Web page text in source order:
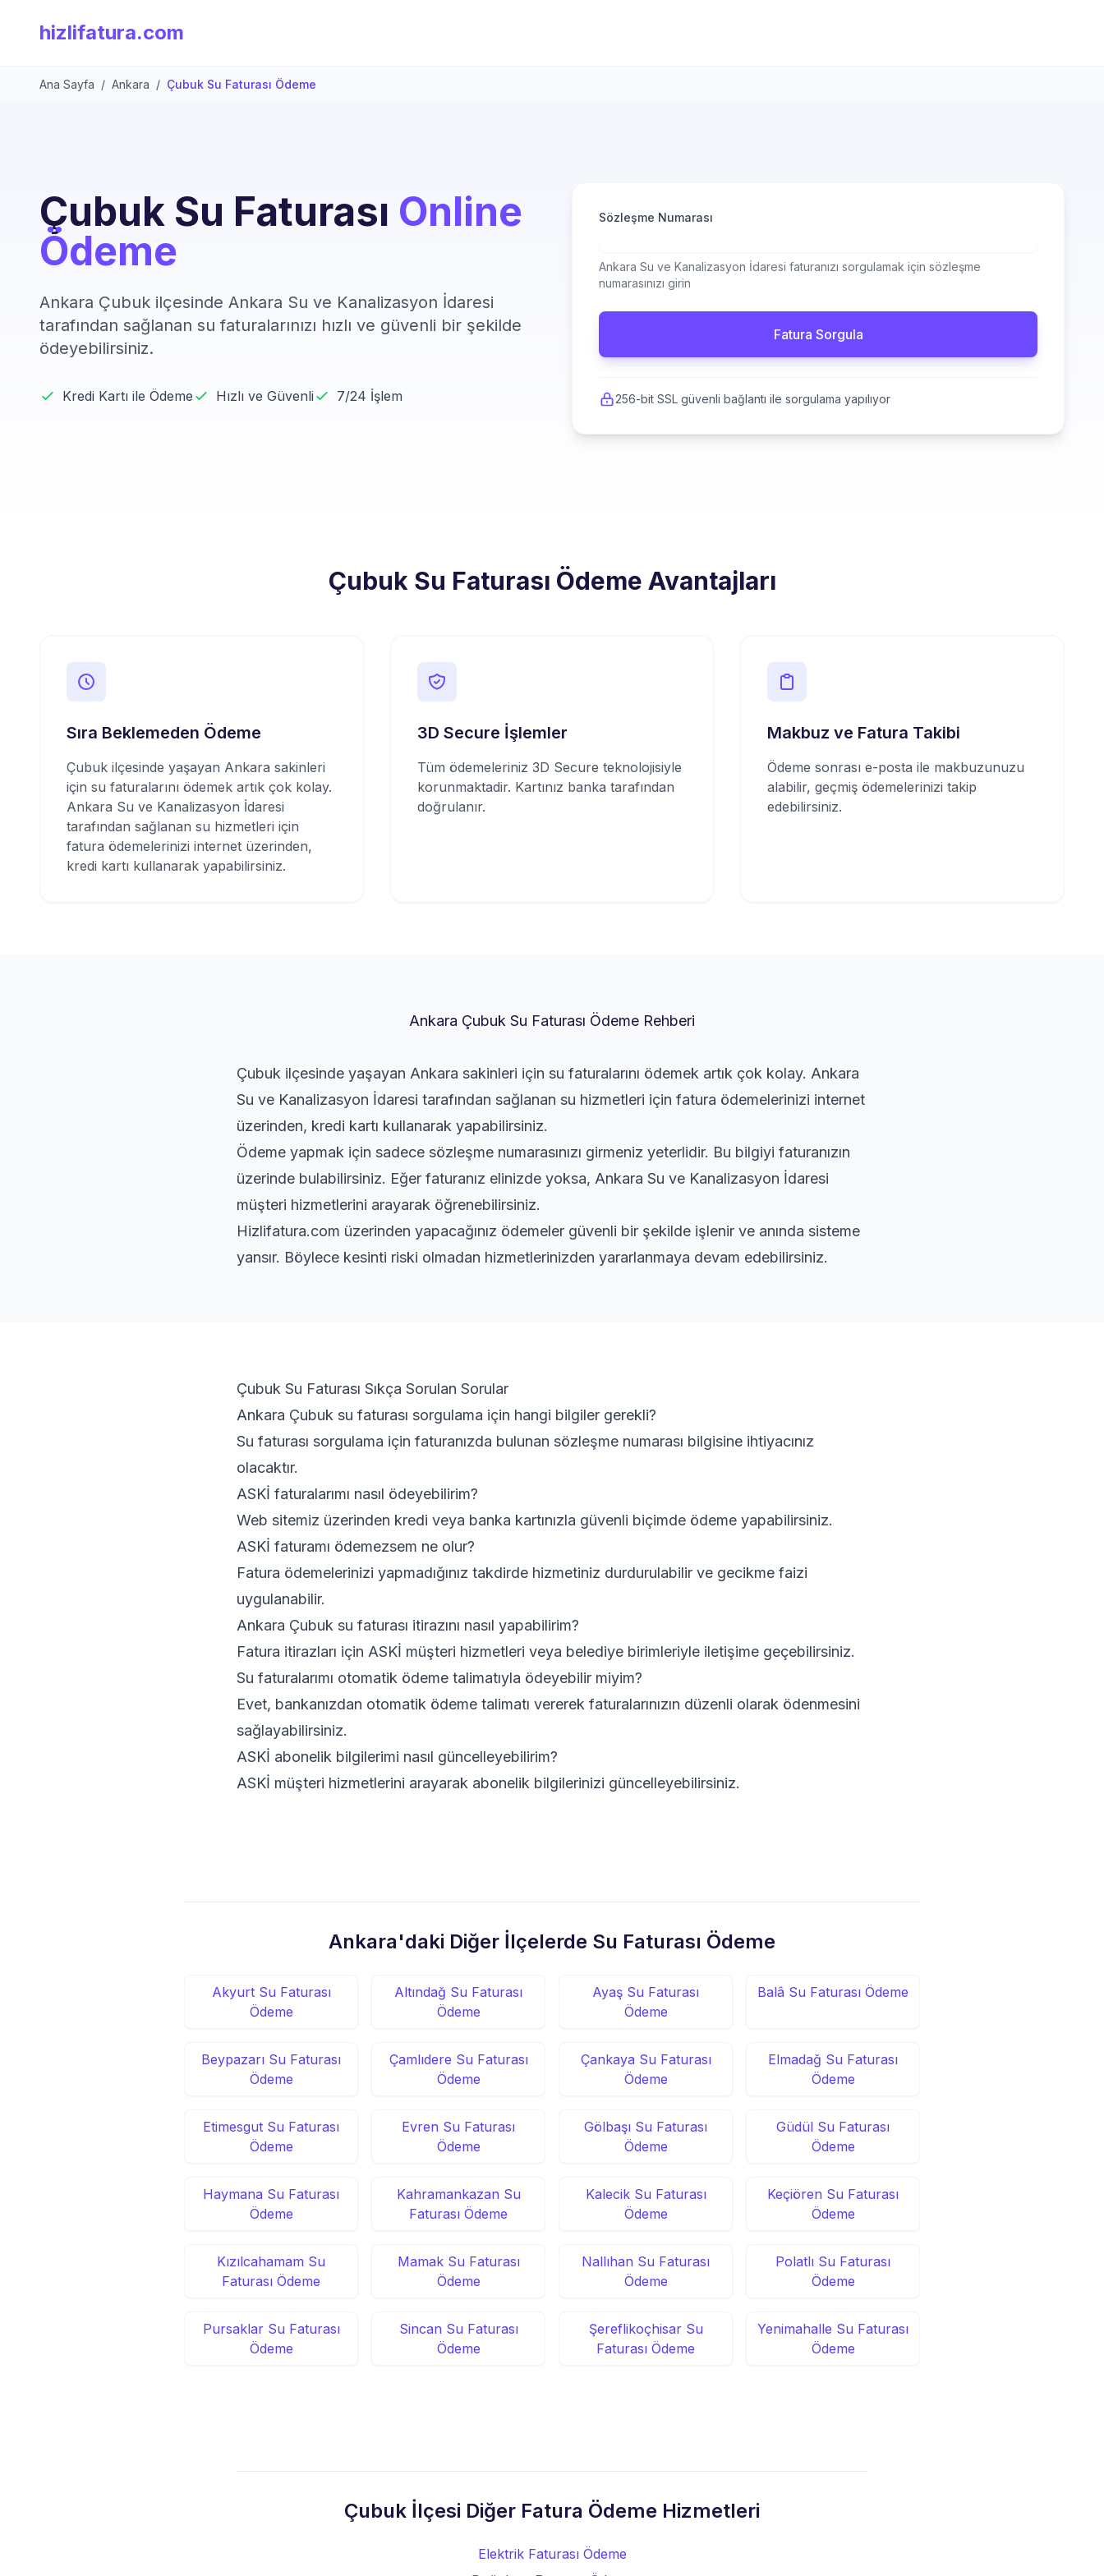
hizlifatura.com
Ana Sayfa / Ankara / Çubuk Su Faturası Ödeme
Çubuk Su Faturası Online
Ödeme
Ankara Çubuk ilçesinde Ankara Su ve Kanalizasyon İdaresi
tarafından sağlanan su faturalarınızı hızlı ve güvenli bir şekilde
ödeyebilirsiniz.
Kredi Kartı ile Ödeme Hızlı ve Güvenli 7/24 İşlem
Sözleşme Numarası
Ankara Su ve Kanalizasyon İdaresi faturanızı sorgulamak için sözleşme
numarasınızı girin
Fatura Sorgula
256-bit SSL güvenli bağlantı ile sorgulama yapılıyor
Çubuk Su Faturası Ödeme Avantajları
Sıra Beklemeden Ödeme
Çubuk ilçesinde yaşayan Ankara sakinleri
için su faturalarını ödemek artık çok kolay.
Ankara Su ve Kanalizasyon İdaresi
tarafından sağlanan su hizmetleri için
fatura ödemelerinizi internet üzerinden,
kredi kartı kullanarak yapabilirsiniz.
3D Secure İşlemler
Tüm ödemeleriniz 3D Secure teknolojisiyle
korunmaktadir. Kartınız banka tarafından
doğrulanır.
Makbuz ve Fatura Takibi
Ödeme sonrası e-posta ile makbuzunuzu
alabilir, geçmiş ödemelerinizi takip
edebilirsiniz.
Ankara Çubuk Su Faturası Ödeme Rehberi
Çubuk ilçesinde yaşayan Ankara sakinleri için su faturalarını ödemek artık çok kolay. Ankara
Su ve Kanalizasyon İdaresi tarafından sağlanan su hizmetleri için fatura ödemelerinizi internet
üzerinden, kredi kartı kullanarak yapabilirsiniz.
Ödeme yapmak için sadece sözleşme numarasınızı girmeniz yeterlidir. Bu bilgiyi faturanızın
üzerinde bulabilirsiniz. Eğer faturanız elinizde yoksa, Ankara Su ve Kanalizasyon İdaresi
müşteri hizmetlerini arayarak öğrenebilirsiniz.
Hizlifatura.com üzerinden yapacağınız ödemeler güvenli bir şekilde işlenir ve anında sisteme
yansır. Böylece kesinti riski olmadan hizmetlerinizden yararlanmaya devam edebilirsiniz.
Çubuk Su Faturası Sıkça Sorulan Sorular
Ankara Çubuk su faturası sorgulama için hangi bilgiler gerekli?
Su faturası sorgulama için faturanızda bulunan sözleşme numarası bilgisine ihtiyacınız
olacaktır.
ASKİ faturalarımı nasıl ödeyebilirim?
Web sitemiz üzerinden kredi veya banka kartınızla güvenli biçimde ödeme yapabilirsiniz.
ASKİ faturamı ödemezsem ne olur?
Fatura ödemelerinizi yapmadığınız takdirde hizmetiniz durdurulabilir ve gecikme faizi
uygulanabilir.
Ankara Çubuk su faturası itirazını nasıl yapabilirim?
Fatura itirazları için ASKİ müşteri hizmetleri veya belediye birimleriyle iletişime geçebilirsiniz.
Su faturalarımı otomatik ödeme talimatıyla ödeyebilir miyim?
Evet, bankanızdan otomatik ödeme talimatı vererek faturalarınızın düzenli olarak ödenmesini
sağlayabilirsiniz.
ASKİ abonelik bilgilerimi nasıl güncelleyebilirim?
ASKİ müşteri hizmetlerini arayarak abonelik bilgilerinizi güncelleyebilirsiniz.
Ankara'daki Diğer İlçelerde Su Faturası Ödeme
Akyurt Su Faturası
Ödeme
Altındağ Su Faturası
Ödeme
Ayaş Su Faturası
Ödeme
Balâ Su Faturası Ödeme
Beypazarı Su Faturası
Ödeme
Çamlıdere Su Faturası
Ödeme
Çankaya Su Faturası
Ödeme
Elmadağ Su Faturası
Ödeme
Etimesgut Su Faturası
Ödeme
Evren Su Faturası
Ödeme
Gölbaşı Su Faturası
Ödeme
Güdül Su Faturası
Ödeme
Haymana Su Faturası
Ödeme
Kahramankazan Su
Faturası Ödeme
Kalecik Su Faturası
Ödeme
Keçiören Su Faturası
Ödeme
Kızılcahamam Su
Faturası Ödeme
Mamak Su Faturası
Ödeme
Nallıhan Su Faturası
Ödeme
Polatlı Su Faturası
Ödeme
Pursaklar Su Faturası
Ödeme
Sincan Su Faturası
Ödeme
Şereflikoçhisar Su
Faturası Ödeme
Yenimahalle Su Faturası
Ödeme
Çubuk İlçesi Diğer Fatura Ödeme Hizmetleri
Elektrik Faturası Ödeme